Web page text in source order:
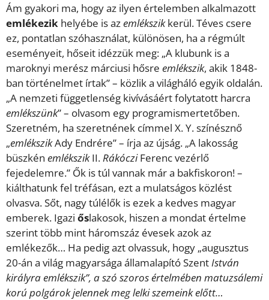
Ám gyakori ma, hogy az ilyen értelemben alkalmazott
emlékezik helyébe is azemlékszikkerül. Téves csere
ez, pontatlan szóhasználat, különösen, ha a régmúlt
eseményeit, hőseit idézzük meg: „A klubunk is a
maroknyi merész márciusi hősre emlékszik, akik 1848-
ban történelmet írtak” – közlik a világháló egyik oldalán.
„A nemzeti függetlenség kivívásáért folytatott harcra
emlékszünk” – olvasom egy programismertetőben.
Szeretném, ha szeretnének címmel X. Y. színésznő
„emlékszikAdy Endrére” – írja az újság. „A lakosság
büszkén emlékszikII. RákócziFerenc vezérlő
fejedelemre.” Ők is túl vannak már a bakfiskoron! –
kiálthatunk fel tréfásan, ezt a mulatságos közlést
olvasva. Sőt, nagy túlélők is ezek a kedves magyar
emberek. Igazi őslakosok, hiszen a mondat értelme
szerint több mint háromszáz évesek azok az
emlékezők… Ha pedig azt olvassuk, hogy „augusztus
20-án a világ magyarsága államalapító Szent István
királyra emlékszik”, a szó szoros értelmében matuzsálemi
korú polgárok jelennek meg lelki szemeink előtt…